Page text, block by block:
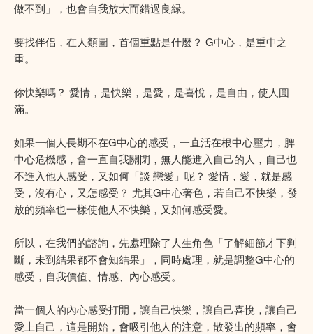
做不到」，也會自我放大而錯過良緑。
要找伴侣，在人類圖，首個重點是什麼？ G中心，是重中之
重。
你快樂嗎？ 愛情，是快樂，是愛，是喜悅，是自由，使人㘣
滿。
如果一個人長期不在G中心的感受，一直活在根中心壓力，脾
中心危機感，會一直自我關閉，無人能進入自己的人，自己也
不進入他人感受，又如何「談 戀愛」呢？ 愛情，愛，就是感
受，沒有心，又怎感受？ 尤其G中心著色，若自己不快樂，發
放的頻率也一樣使他人不快樂，又如何感受愛。
所以，在我們的諮詢，先處理除了人生角色「了解細節才下判
斷，未到結果都不會知結果」，同時處理，就是調整G中心的
感受，自我價值、情感、內心感受。
當一個人的內心感受打開，讓自己快樂，讓自己喜悅，讓自己
愛上自己，這是開始，會吸引他人的注意，散發出的頻率，會